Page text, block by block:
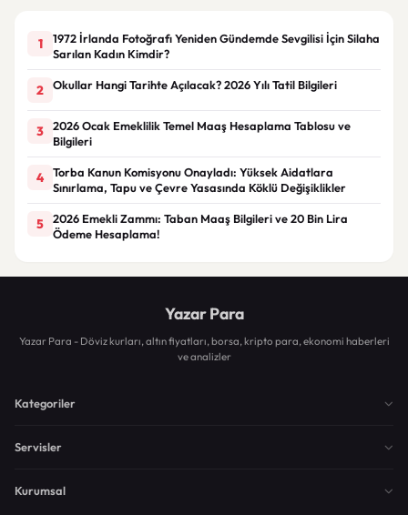
1
1972 İrlanda Fotoğrafı Yeniden Gündemde Sevgilisi İçin Silaha
Sarılan Kadın Kimdir?
2 Okullar Hangi Tarihte Açılacak? 2026 Yılı Tatil Bilgileri
3
2026 Ocak Emeklilik Temel Maaş Hesaplama Tablosu ve
Bilgileri
4
Torba Kanun Komisyonu Onayladı: Yüksek Aidatlara
Sınırlama, Tapu ve Çevre Yasasında Köklü Değişiklikler
5
2026 Emekli Zammı: Taban Maaş Bilgileri ve 20 Bin Lira
Ödeme Hesaplama!
Yazar Para
Yazar Para - Döviz kurları, altın fiyatları, borsa, kripto para, ekonomi haberleri
ve analizler
Kategoriler
Servisler
Kurumsal